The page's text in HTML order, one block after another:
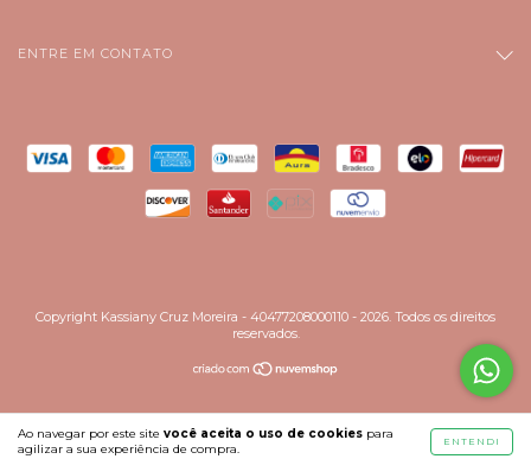
Ao navegar por este site você aceita o uso de cookies para
agilizar a sua experiência de compra.
ENTENDI
ENTRE EM CONTATO
Copyright Kassiany Cruz Moreira - 40477208000110 - 2026. Todos os direitos
reservados.